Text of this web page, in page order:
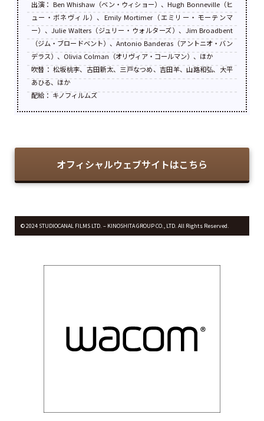
出演： Ben Whishaw（ベン・ウィショー）、Hugh Bonneville（ヒ
ュー・ボネヴィル）、Emily Mortimer（エミリー・モーテンマ
ー）、Julie Walters（ジュリー・ウォルターズ）、Jim Broadbent
（ジム・ブロードベント）、Antonio Banderas（アントニオ・バン
デラス）、Olivia Colman（オリヴィア・コールマン）、ほか
吹替： 松坂桃李、古田新太、三戸なつめ、吉田羊、山路和弘、大平
あひる、ほか
配給： キノフィルムズ
オフィシャルウェブサイトはこちら
© 2024 STUDIOCANAL FILMS LTD. – KINOSHITA GROUP CO., LTD. All Rights Reserved.